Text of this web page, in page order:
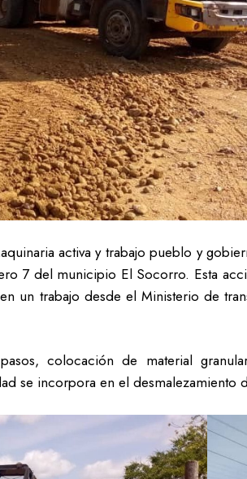
activa y trabajo pueblo y
7 del municipio El Socorro. Esta
un trabajo desde el Ministerio de
colocación de material
se incorpora en el desmalezamiento